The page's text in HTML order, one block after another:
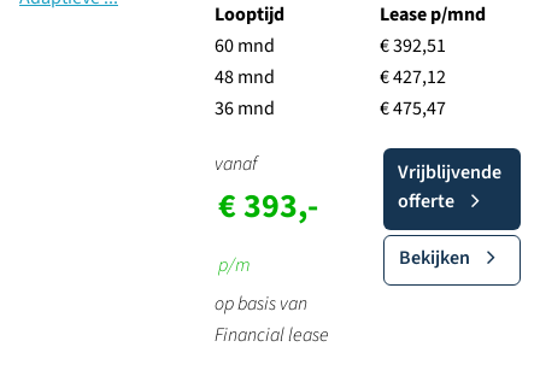
Looptijd
60 mnd
48 mnd
36 mnd
Lease p/mnd
€ 392,51
€ 427,12
€ 475,47
vanaf
€ 393,-
p/m
op basis van
Financial lease
Vrijblijvende
offerte
Bekijken